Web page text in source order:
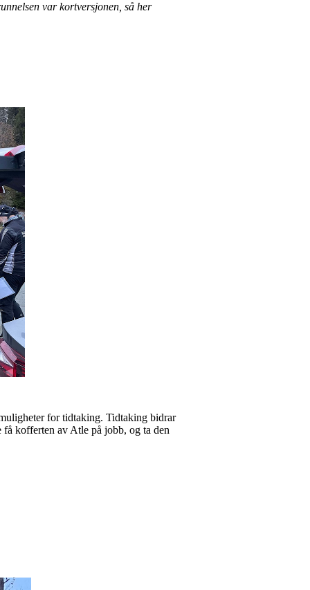
var kortversjonen, så her
for tidtaking. Tidtaking bidrar
kofferten av Atle på jobb, og ta den